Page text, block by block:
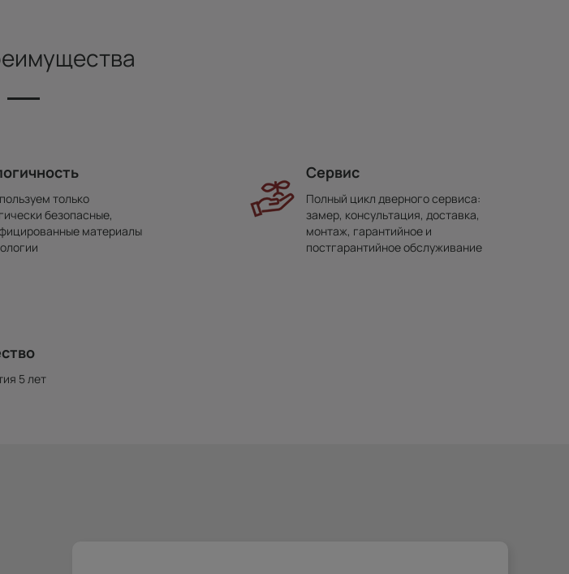
только
безопасные,
материалы
Сервис
Полный цикл дверного сервиса:
замер, консультация, доставка,
монтаж, гарантийное и
постгарантийное обслуживание
5 лет